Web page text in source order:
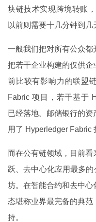
块链技术实现跨境转账
以前则需要十几分钟到几
一般我们把对所有公众
把若干企业构建的仅供企
前比较有影响力的联盟
Fabric 项目，若干基于
已经落地。邮储银行的
用了 Hyperledger Fabric
而在公有链领域，目前
跃、去中心化应用最多
坊。在智能合约和去中
态堪称业界最完备的典
持。